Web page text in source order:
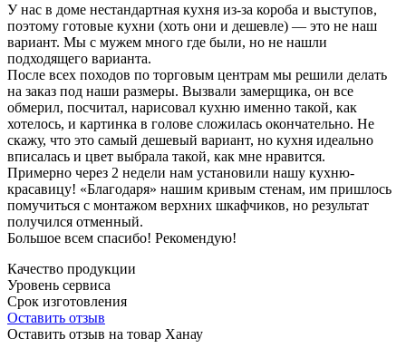
У нас в доме нестандартная кухня из-за короба и выступов,
поэтому готовые кухни (хоть они и дешевле) — это не наш
вариант. Мы с мужем много где были, но не нашли
подходящего варианта.
После всех походов по торговым центрам мы решили делать
на заказ под наши размеры. Вызвали замерщика, он все
обмерил, посчитал, нарисовал кухню именно такой, как
хотелось, и картинка в голове сложилась окончательно. Не
скажу, что это самый дешевый вариант, но кухня идеально
вписалась и цвет выбрала такой, как мне нравится.
Примерно через 2 недели нам установили нашу кухню-
красавицу! «Благодаря» нашим кривым стенам, им пришлось
помучиться с монтажом верхних шкафчиков, но результат
получился отменный.
Большое всем спасибо! Рекомендую!
Качество продукции
Уровень сервиса
Срок изготовления
Оставить отзыв
Оставить отзыв на товар Ханау